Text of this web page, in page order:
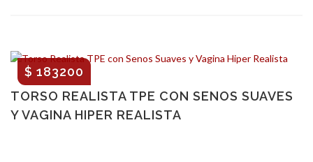
TORSO REALISTA TPE CON SENOS SUAVES
Y VAGINA HIPER REALISTA
$ 183200